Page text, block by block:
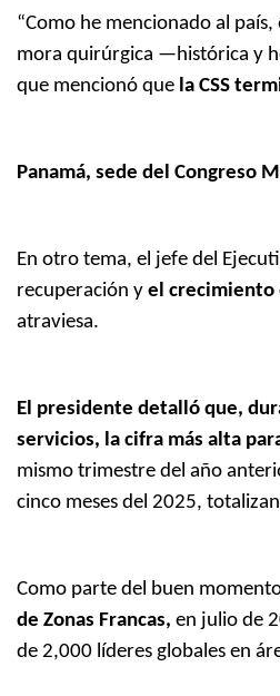
“Como he mencionado al
mora quirúrgica —histórica y
que mencionó que la CSS
Panamá, sede del Congreso
En otro tema, el jefe del
recuperación y el crecimiento
atraviesa.
El presidente detalló que,
servicios, la cifra más alta
mismo trimestre del año
cinco meses del 2025,
Como parte del buen
de Zonas Francas, en julio de
de 2,000 líderes globales en